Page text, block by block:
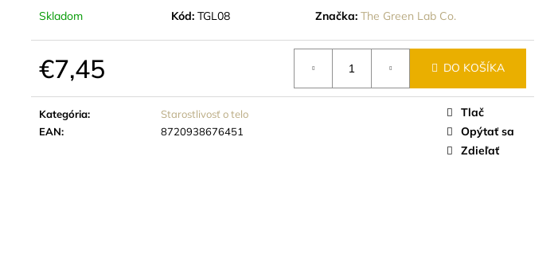
Skladom Kód: TGL08 Značka:The Green Lab Co.
€7,45 DO KOŠÍKA
Kategória:
Starostlivosť o telo
EAN: 8720938676451
Tlač
Opýtať sa
Zdieľať